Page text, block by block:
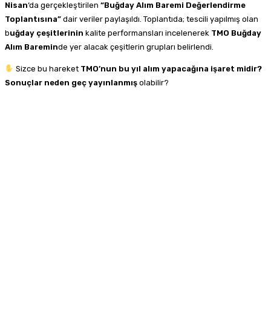
Nisan‘da gerçekleştirilen “Buğday Alım Baremi Değerlendirme
Toplantısına” dair veriler paylaşıldı. Toplantıda; tescili yapılmış olan
buğday çeşitlerinin kalite performansları incelenerek TMO Buğday
Alım Bareminde yer alacak çeşitlerin grupları belirlendi.
Sizce bu hareket TMO’nun bu yıl alım yapacağına işaret midir?
Sonuçlar neden geç yayınlanmış olabilir?